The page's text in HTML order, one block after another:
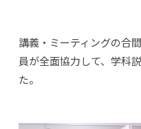
講義・ミーティングの合
員が全面協力して、学科
た。